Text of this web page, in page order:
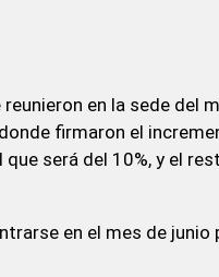
en la sede del
firmaron el
será del 10%, y el
en el mes de junio